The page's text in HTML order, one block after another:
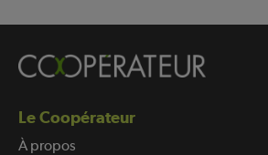
Le Coopérateur
À propos